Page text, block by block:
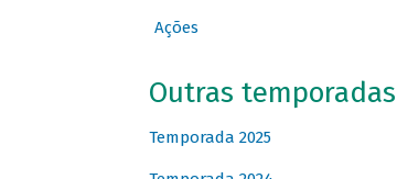
Ações
Outras temporadas
Temporada 2025